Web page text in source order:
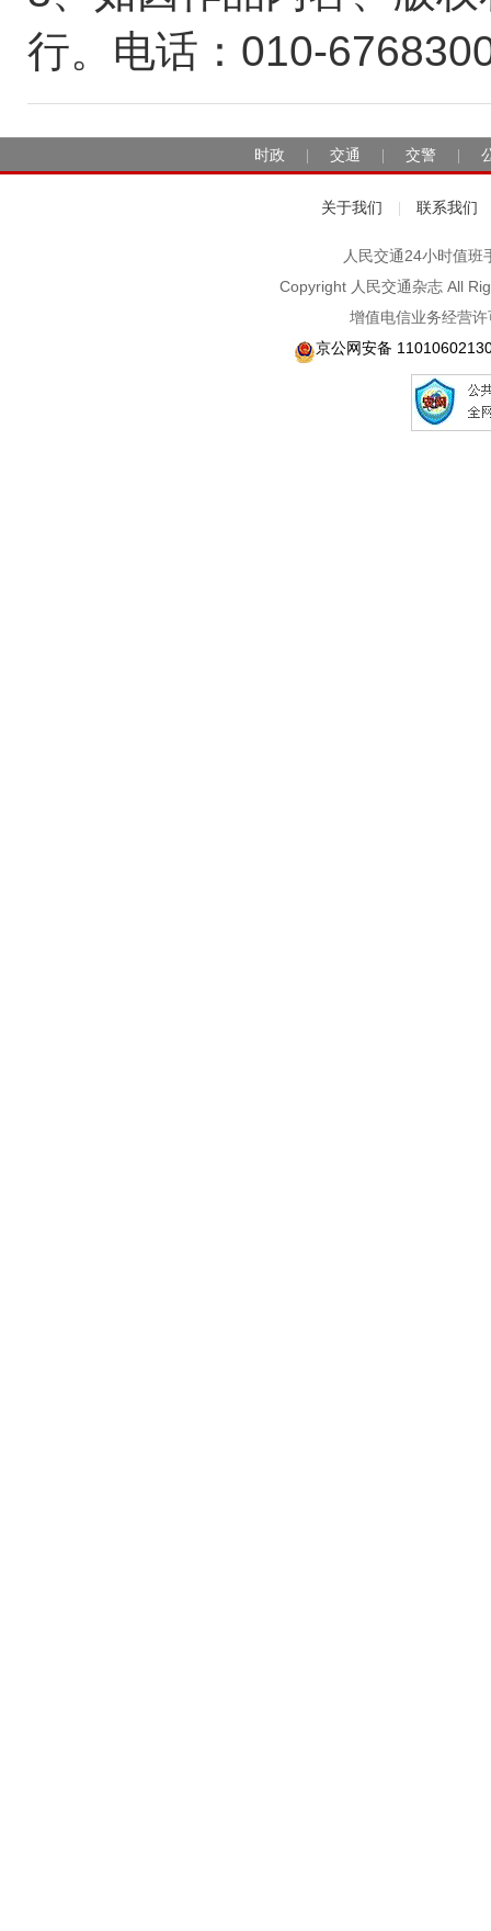
行。电话：010-
时政 交通 交警
关于我们 联系我们
人民交通24小时值
Copyright 人民交通杂志 All
增值电信业务经营
京公网安备